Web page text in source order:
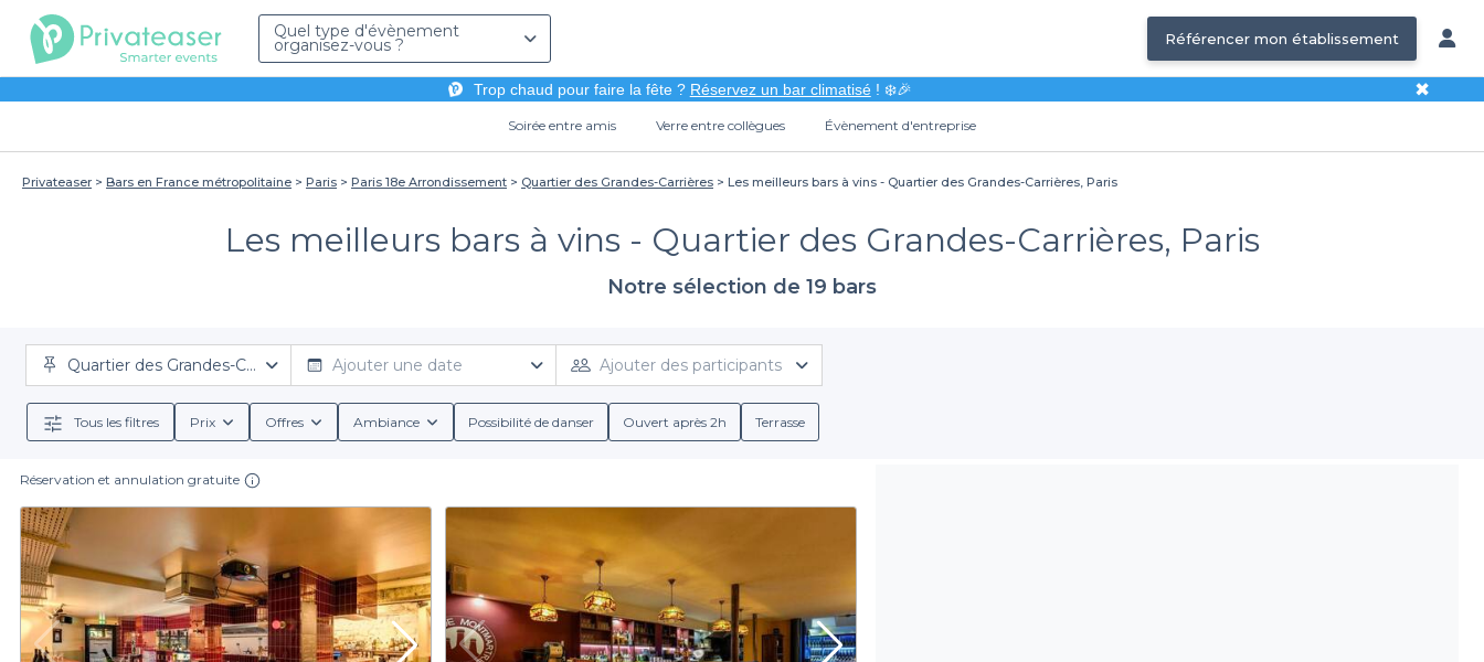
Quel type d'évènement
organisez-vous ? Référencer mon établissement
Trop chaud pour faire la fête ? Réservez un bar climatisé! ❄️🎉 ✖
Soirée entre amis Verre entre collègues Évènement d'entreprise
Privateaser Bars en France métropolitaine Paris Paris 18e Arrondissement Quartier des Grandes-Carrières Les meilleurs bars à vins - Quartier des Grandes-Carrières, Paris
Les meilleurs bars à vins - Quartier des Grandes-Carrières, Paris
Notre sélection de 19 bars
Quartier des Grandes-Carrières Ajouter une date Ajouter des participants
Tous les filtres Prix Offres Ambiance Possibilité de danser Ouvert après 2h Terrasse
Réservation et annulation gratuite